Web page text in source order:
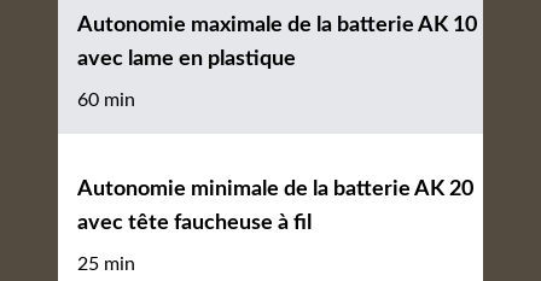
Autonomie maximale de la batterie AK 10
avec lame en plastique
60 min
Autonomie minimale de la batterie AK 20
avec tête faucheuse à fil
25 min